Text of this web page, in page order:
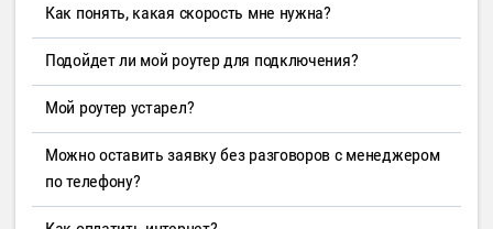
Как понять, какая скорость мне нужна?
Подойдет ли мой роутер для подключения?
Мой роутер устарел?
Можно оставить заявку без разговоров с менеджером
по телефону?